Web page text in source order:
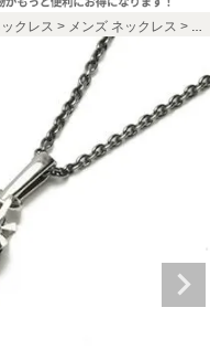
クレス メンズ ネックレス フ